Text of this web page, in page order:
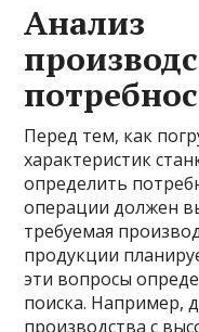
Анализ
Перед тем, как
характеристик
определить
операции должен
требуемая
продукции
эти вопросы
поиска. Например,
производства с